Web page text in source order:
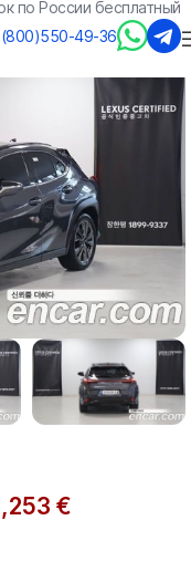
по России бесплатный
49-36
€